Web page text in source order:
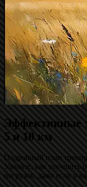
Эффективные
5 и 10 км
Подробный план
Узнайте, как улучшить
нагрузок, даже если у